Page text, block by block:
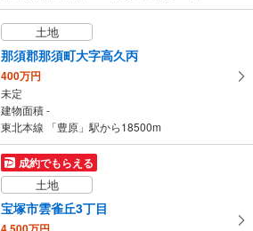
土地
那須郡那須町大字高久丙
400万円
未定
建物面積 -
東北本線 「豊原」駅から18500m
成約でもらえる
土地
宝塚市雲雀丘3丁目